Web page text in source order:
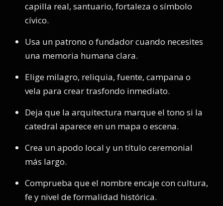
capilla real, santuario, fortaleza o símbolo
cívico.
Usa un patrono o fundador cuando necesites
una memoria humana clara.
Elige milagro, reliquia, fuente, campana o
vela para crear trasfondo inmediato.
Deja que la arquitectura marque el tono si la
catedral aparece en un mapa o escena.
Crea un apodo local y un título ceremonial
más largo.
Comprueba que el nombre encaje con cultura,
fe y nivel de formalidad histórica.